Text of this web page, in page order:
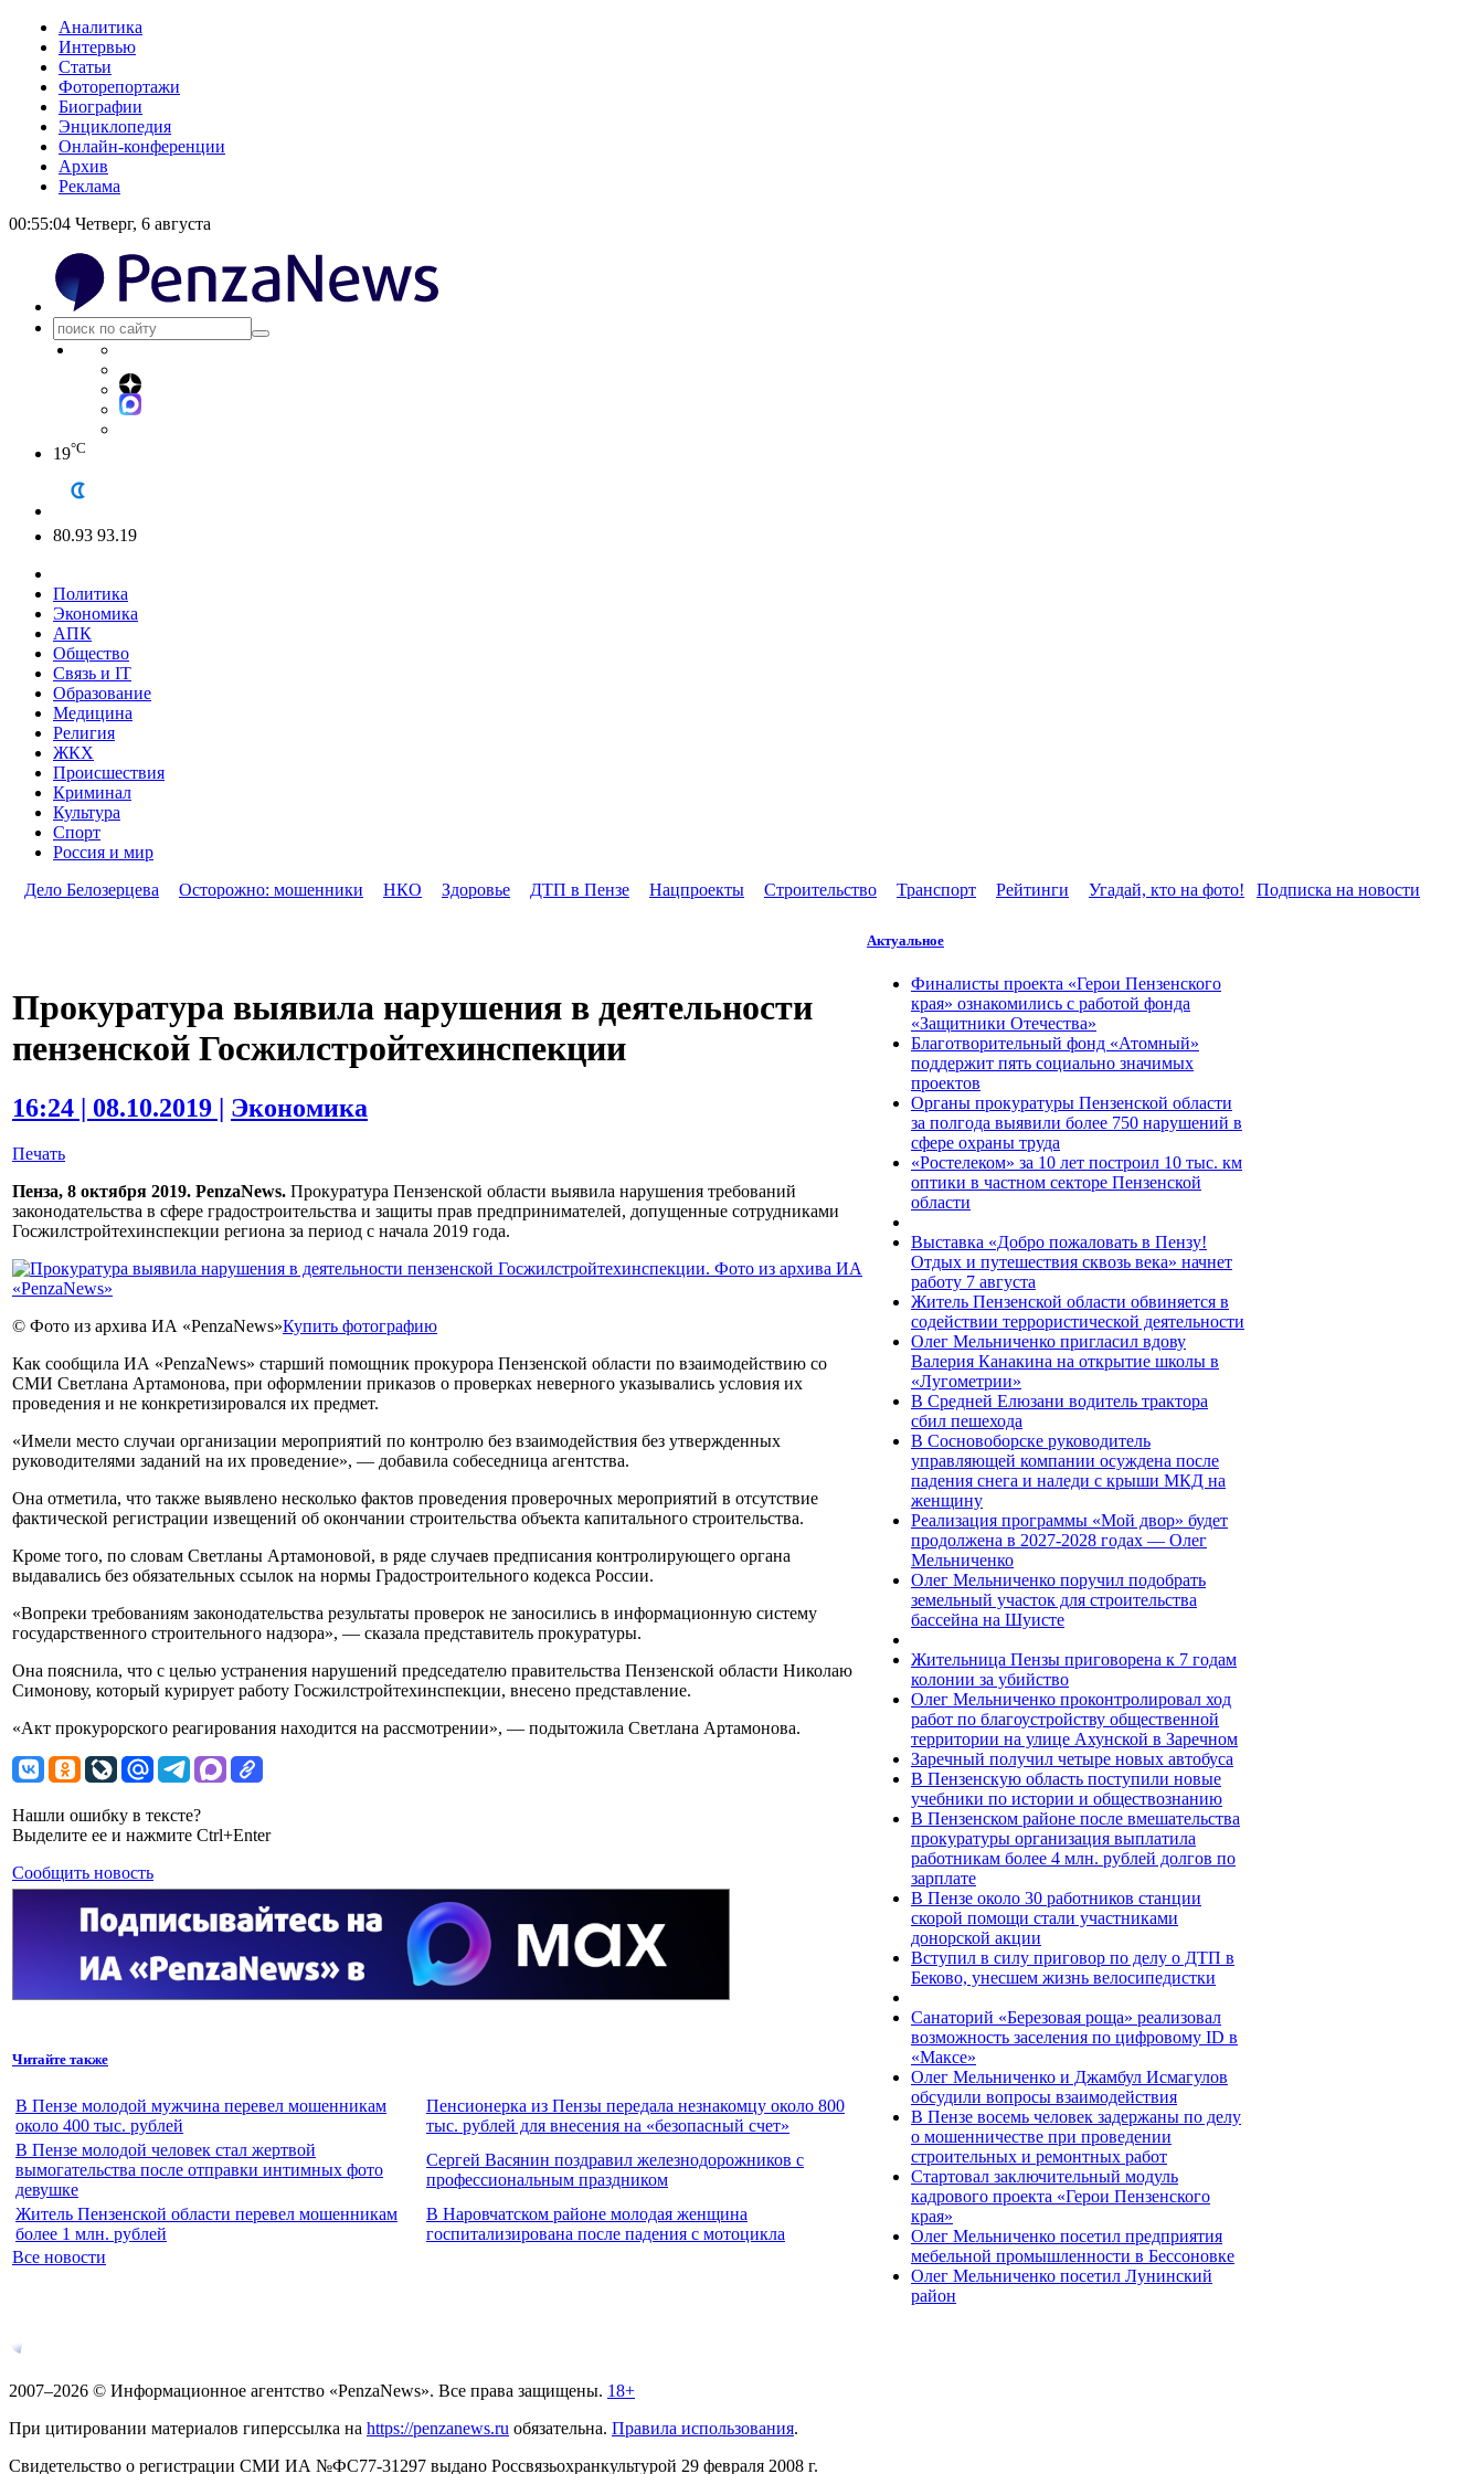
Аналитика
Интервью
Статьи
Фоторепортажи
Биографии
Энциклопедия
Онлайн-конференции
Архив
Реклама
00:55:05 Четверг, 6 августа
19°C
80.93 93.19
Политика
Экономика
АПК
Общество
Связь и IT
Образование
Медицина
Религия
ЖКХ
Происшествия
Криминал
Культура
Спорт
Россия и мир
Дело Белозерцева
Осторожно: мошенники НКО Здоровье ДТП в Пензе Нацпроекты Строительство Транспорт Рейтинги Угадай, кто на фото! Подписка на новости
Прокуратура выявила нарушения в деятельности
пензенской Госжилстройтехинспекции
16:24 | 08.10.2019 | Экономика
Печать
Пенза, 8 октября 2019. PenzaNews. Прокуратура Пензенской области выявила нарушения требований
законодательства в сфере градостроительства и защиты прав предпринимателей, допущенные сотрудниками
Госжилстройтехинспекции региона за период с начала 2019 года.
© Фото из архива ИА «PenzaNews»Купить фотографию
Как сообщила ИА «PenzaNews» старший помощник прокурора Пензенской области по взаимодействию со
СМИ Светлана Артамонова, при оформлении приказов о проверках неверного указывались условия их
проведения и не конкретизировался их предмет.
«Имели место случаи организации мероприятий по контролю без взаимодействия без утвержденных
руководителями заданий на их проведение», — добавила собеседница агентства.
Она отметила, что также выявлено несколько фактов проведения проверочных мероприятий в отсутствие
фактической регистрации извещений об окончании строительства объекта капитального строительства.
Кроме того, по словам Светланы Артамоновой, в ряде случаев предписания контролирующего органа
выдавались без обязательных ссылок на нормы Градостроительного кодекса России.
«Вопреки требованиям законодательства результаты проверок не заносились в информационную систему
государственного строительного надзора», — сказала представитель прокуратуры.
Она пояснила, что с целью устранения нарушений председателю правительства Пензенской области Николаю
Симонову, который курирует работу Госжилстройтехинспекции, внесено представление.
«Акт прокурорского реагирования находится на рассмотрении», — подытожила Светлана Артамонова.
Нашли ошибку в тексте?
Выделите ее и нажмите Ctrl+Enter
Сообщить новость
Читайте также
В Пензе молодой мужчина перевел мошенникам
около 400 тыс. рублей
Пенсионерка из Пензы передала незнакомцу около 800
тыс. рублей для внесения на «безопасный счет»
В Пензе молодой человек стал жертвой
вымогательства после отправки интимных фото
девушке
Сергей Васянин поздравил железнодорожников с
профессиональным праздником
Житель Пензенской области перевел мошенникам
более 1 млн. рублей
В Наровчатском районе молодая женщина
госпитализирована после падения с мотоцикла
Все новости
Актуальное
Финалисты проекта «Герои Пензенского
края» ознакомились с работой фонда
«Защитники Отечества»
Благотворительный фонд «Атомный»
поддержит пять социально значимых
проектов
Органы прокуратуры Пензенской области
за полгода выявили более 750 нарушений в
сфере охраны труда
«Ростелеком» за 10 лет построил 10 тыс. км
оптики в частном секторе Пензенской
области
Выставка «Добро пожаловать в Пензу!
Отдых и путешествия сквозь века» начнет
работу 7 августа
Житель Пензенской области обвиняется в
содействии террористической деятельности
Олег Мельниченко пригласил вдову
Валерия Канакина на открытие школы в
«Лугометрии»
В Средней Елюзани водитель трактора
сбил пешехода
В Сосновоборске руководитель
управляющей компании осуждена после
падения снега и наледи с крыши МКД на
женщину
Реализация программы «Мой двор» будет
продолжена в 2027-2028 годах — Олег
Мельниченко
Олег Мельниченко поручил подобрать
земельный участок для строительства
бассейна на Шуисте
Жительница Пензы приговорена к 7 годам
колонии за убийство
Олег Мельниченко проконтролировал ход
работ по благоустройству общественной
территории на улице Ахунской в Заречном
Заречный получил четыре новых автобуса
В Пензенскую область поступили новые
учебники по истории и обществознанию
В Пензенском районе после вмешательства
прокуратуры организация выплатила
работникам более 4 млн. рублей долгов по
зарплате
В Пензе около 30 работников станции
скорой помощи стали участниками
донорской акции
Вступил в силу приговор по делу о ДТП в
Беково, унесшем жизнь велосипедистки
Санаторий «Березовая роща» реализовал
возможность заселения по цифровому ID в
«Максе»
Олег Мельниченко и Джамбул Исмагулов
обсудили вопросы взаимодействия
В Пензе восемь человек задержаны по делу
о мошенничестве при проведении
строительных и ремонтных работ
Стартовал заключительный модуль
кадрового проекта «Герои Пензенского
края»
Олег Мельниченко посетил предприятия
мебельной промышленности в Бессоновке
Олег Мельниченко посетил Лунинский
район
2007–2026 © Информационное агентство «PenzaNews». Все права защищены. 18+
При цитировании материалов гиперссылка на https://penzanews.ru обязательна. Правила использования.
Свидетельство о регистрации СМИ ИА №ФС77-31297 выдано Россвязьохранкультурой 29 февраля 2008 г.